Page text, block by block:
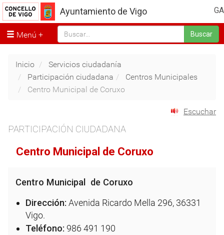
GA
Ayuntamiento de Vigo
Menú Buscar
Inicio
Servicios ciudadanía
Participación ciudadana
Centros Municipales
Centro Municipal de Coruxo
Escuchar
PARTICIPACIÓN CIUDADANA
Centro Municipal de Coruxo
Centro Municipal de Coruxo
Dirección: Avenida Ricardo Mella 296, 36331
Vigo.
Teléfono: 986 491 190